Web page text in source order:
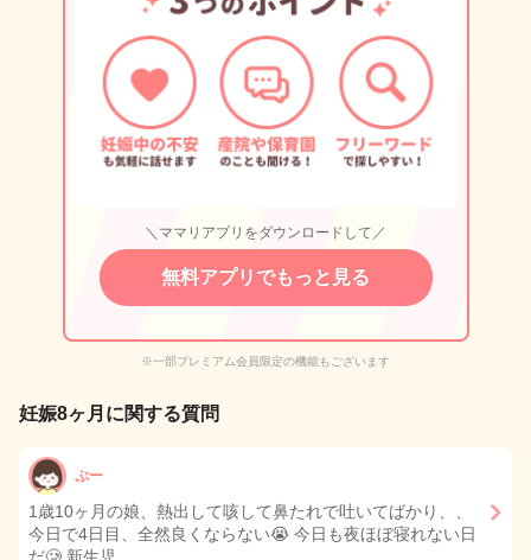
＼ママリアプリをダウンロードして／
無料アプリでもっと見る
※一部プレミアム会員限定の機能もございます
妊娠8ヶ月に関する質問
ぷー
1歳10ヶ月の娘、熱出して咳して鼻たれで吐いてばかり、、
今日で4日目、全然良くならない😭 今日も夜ほぼ寝れない日